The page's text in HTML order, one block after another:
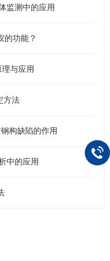
监测中的应用
的功能？
与应用
方法
构缺陷的作用
中的应用